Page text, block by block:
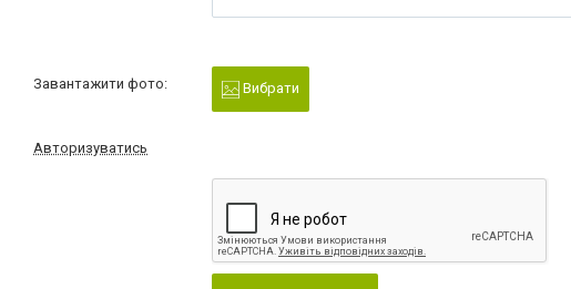
Завантажити фото: Вибрати
Авторизуватись